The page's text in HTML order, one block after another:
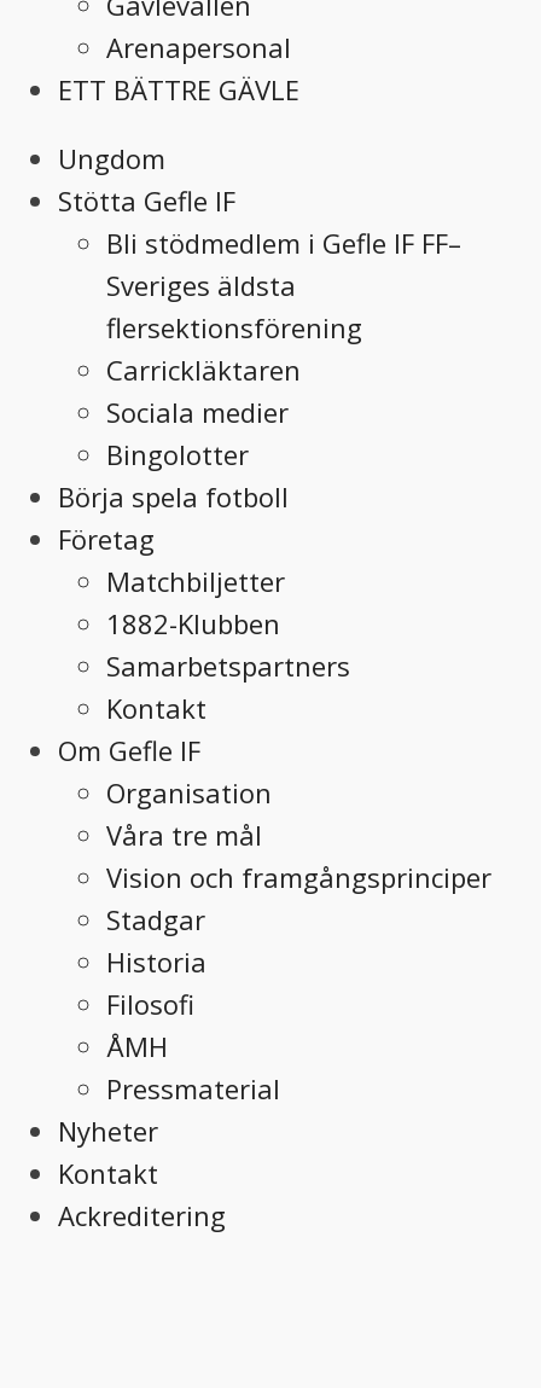
Arenapersonal
ETT BÄTTRE GÄVLE
Ungdom
Stötta Gefle IF
Bli stödmedlem i Gefle IF FF–
Sveriges äldsta
flersektionsförening
Carrickläktaren
Sociala medier
Bingolotter
Börja spela fotboll
Företag
Matchbiljetter
1882-Klubben
Samarbetspartners
Kontakt
Om Gefle IF
Organisation
Våra tre mål
Vision och framgångsprinciper
Stadgar
Historia
Filosofi
ÅMH
Pressmaterial
Nyheter
Kontakt
Ackreditering